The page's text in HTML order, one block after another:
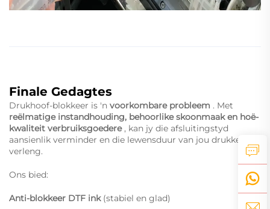
Finale Gedagtes
Drukhoof-blokkeer is 'n voorkombare probleem . Met
reëlmatige instandhouding, behoorlike skoonmaak en hoë-
kwaliteit verbruiksgoedere , kan jy die afsluitingstyd
aansienlik verminder en die lewensduur van jou drukker
verleng.
Ons bied:
Anti-blokkeer DTF ink (stabiel en glad)